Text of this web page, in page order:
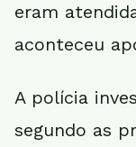
eram
aconteceu
A polícia
segundo as